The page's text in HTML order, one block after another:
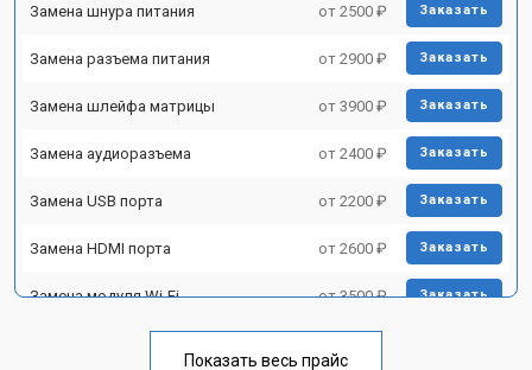
Замена шнура питания от 2500 ₽ Заказать
Замена разъема питания от 2900 ₽ Заказать
Замена шлейфа матрицы от 3900 ₽ Заказать
Замена аудиоразъема от 2400 ₽ Заказать
Замена USB порта от 2200 ₽ Заказать
Замена HDMI порта от 2600 ₽ Заказать
Замена модуля Wi-Fi от 3500 ₽ Заказать
Показать весь прайс